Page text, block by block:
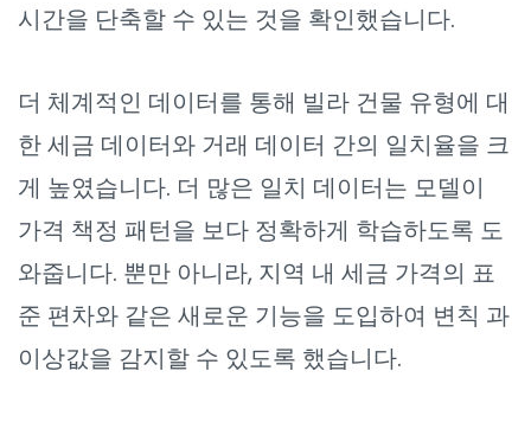
시간을 단축할 수 있는 것을 확인했습니다.
더 체계적인 데이터를 통해 빌라 건물 유형에 대
한 세금 데이터와 거래 데이터 간의 일치율을 크
게 높였습니다. 더 많은 일치 데이터는 모델이
가격 책정 패턴을 보다 정확하게 학습하도록 도
와줍니다. 뿐만 아니라, 지역 내 세금 가격의 표
준 편차와 같은 새로운 기능을 도입하여 변칙 과
이상값을 감지할 수 있도록 했습니다.